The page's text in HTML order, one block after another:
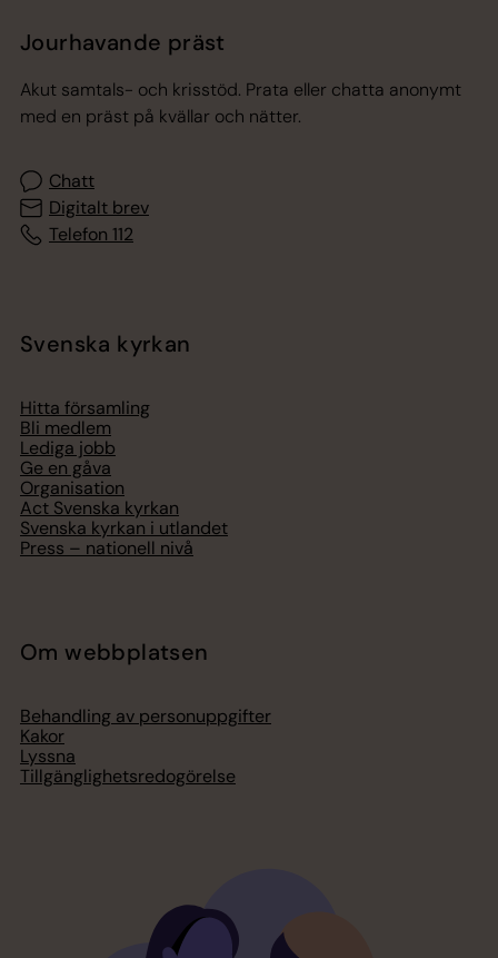
Jourhavande präst
Akut samtals- och krisstöd. Prata eller chatta anonymt
med en präst på kvällar och nätter.
Chatt
Digitalt brev
Telefon 112
Svenska kyrkan
Hitta församling
Bli medlem
Lediga jobb
Ge en gåva
Organisation
Act Svenska kyrkan
Svenska kyrkan i utlandet
Press – nationell nivå
Om webbplatsen
Behandling av personuppgifter
Kakor
Lyssna
Tillgänglighetsredogörelse